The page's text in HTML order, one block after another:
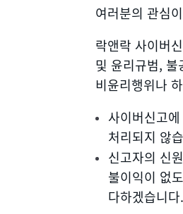
사
이
버
신
고
센
터
여러분의 관심
락앤락 사이버
및 윤리규범,
비윤리행위나
사이버신고
처리되지 않
신고자의 신
불이익이 없
다하겠습니다.